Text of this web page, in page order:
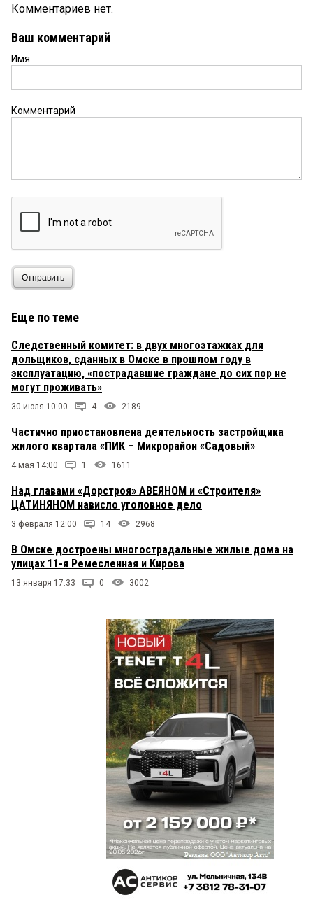
Комментариев нет.
Ваш комментарий
Имя
Комментарий
Отправить
Еще по теме
Следственный комитет: в двух многоэтажках для
дольщиков, сданных в Омске в прошлом году в
эксплуатацию, «пострадавшие граждане до сих пор не
могут проживать»
30 июля 10:00 4 2189
Частично приостановлена деятельность застройщика
жилого квартала «ПИК – Микрорайон «Садовый»
4 мая 14:00 1 1611
Над главами «Дорстроя» АВЕЯНОМ и «Строителя»
ЦАТИНЯНОМ нависло уголовное дело
3 февраля 12:00 14 2968
В Омске достроены многострадальные жилые дома на
улицах 11-я Ремесленная и Кирова
13 января 17:33 0 3002